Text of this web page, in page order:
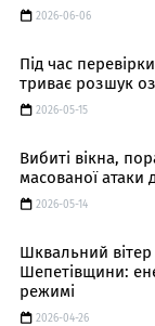
2026-06-06
Під час
триває розшук
2026-05-15
Вибиті вікна,
масованої атаки
2026-05-14
Шквальний вітер
Шепетівщини:
режимі
2026-04-26